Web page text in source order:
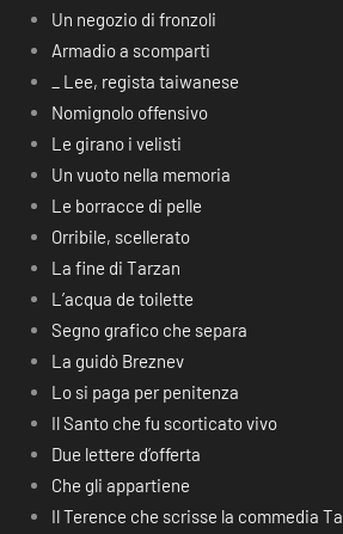
Un negozio di fronzoli
Armadio a scomparti
_ Lee, regista taiwanese
Nomignolo offensivo
Le girano i velisti
Un vuoto nella memoria
Le borracce di pelle
Orribile, scellerato
La fine di Tarzan
L’acqua de toilette
Segno grafico che separa
La guidò Breznev
Lo si paga per penitenza
Il Santo che fu scorticato vivo
Due lettere d’offerta
Che gli appartiene
Il Terence che scrisse la commedia